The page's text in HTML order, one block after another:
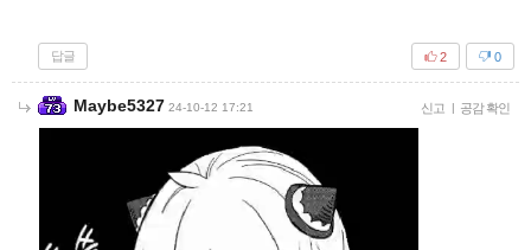
답글 0
2
Maybe5327 24-10-12 17:21 신고 | 공감 확인